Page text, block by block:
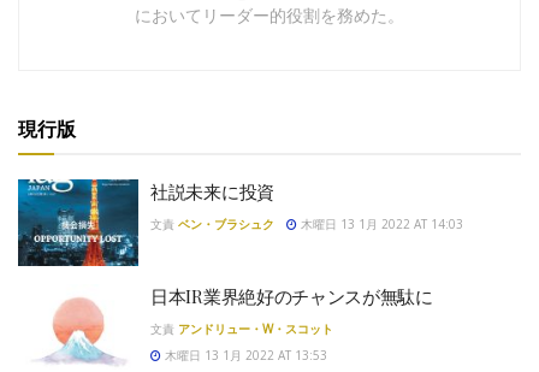
においてリーダー的役割を務めた。
現行版
社説未来に投資
文責 ベン・ブラシュク 木曜日 13 1月 2022 AT 14:03
日本IR業界絶好のチャンスが無駄に
文責 アンドリュー・W・スコット
木曜日 13 1月 2022 AT 13:53